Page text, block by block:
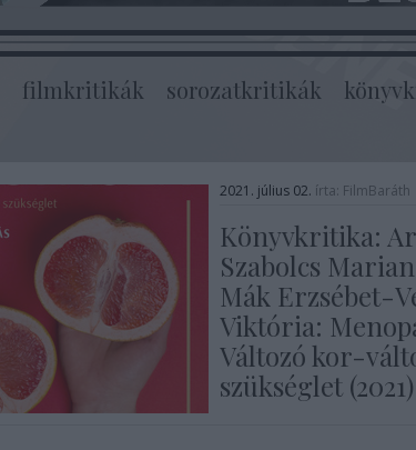
filmkritikák sorozatkritikák
2021. július 02. írta: FilmBaráth
Könyvkritika:
Szabolcs
Mák Erzsébet-
Viktória:
Változó kor-
szükséglet (2021)